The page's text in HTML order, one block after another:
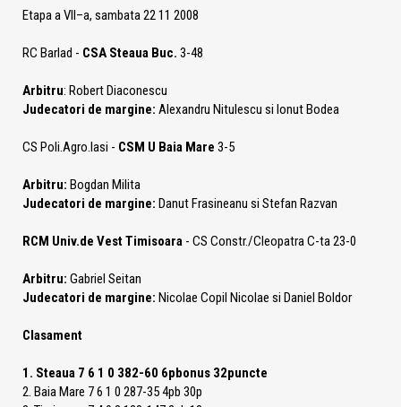
Etapa a VII–a, sambata 22 11 2008
RC Barlad - CSA Steaua Buc. 3-48
Arbitru: Robert Diaconescu
Judecatori de margine: Alexandru Nitulescu si Ionut Bodea
CS Poli.Agro.Iasi - CSM U Baia Mare 3-5
Arbitru: Bogdan Milita
Judecatori de margine: Danut Frasineanu si Stefan Razvan
RCM Univ.de Vest Timisoara - CS Constr./Cleopatra C-ta 23-0
Arbitru: Gabriel Seitan
Judecatori de margine: Nicolae Copil Nicolae si Daniel Boldor
Clasament
1. Steaua 7 6 1 0 382-60 6pbonus 32puncte
2. Baia Mare 7 6 1 0 287-35 4pb 30p